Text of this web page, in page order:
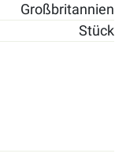
Großbritannien
Stück